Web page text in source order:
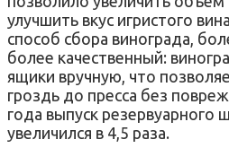
улучшить вкус игристого
способ сбора винограда,
более качественный:
ящики вручную, что
гроздь до пресса без
года выпуск резервуарного
увеличился в 4,5 раза.